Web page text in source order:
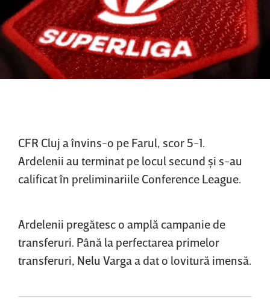
CFR Cluj a învins-o pe Farul, scor 5-1.
Ardelenii au terminat pe locul secund şi s-au
calificat în preliminariile Conference League.
Ardelenii pregătesc o amplă campanie de
transferuri. Până la perfectarea primelor
transferuri, Nelu Varga a dat o lovitură imensă.